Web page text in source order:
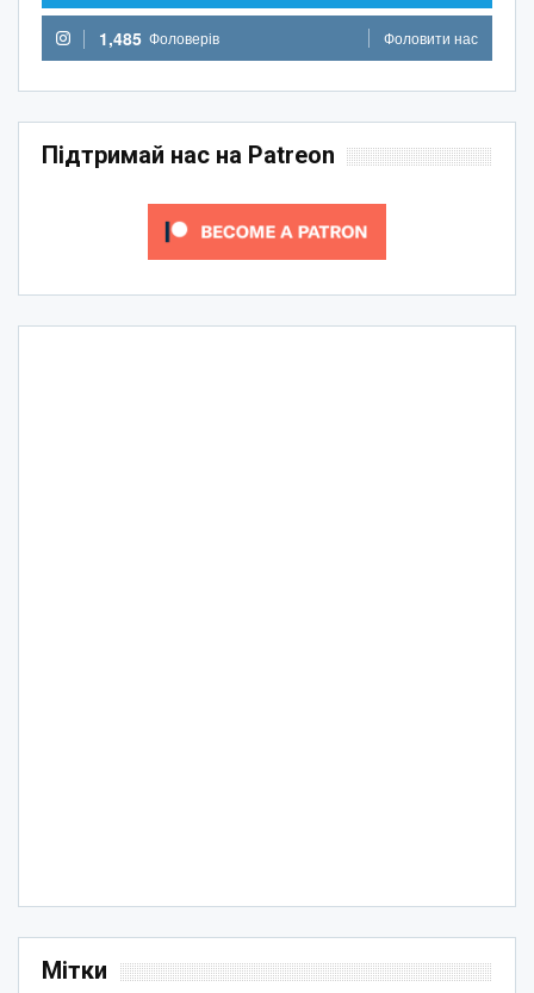
1,485 Фоловерів Фоловити нас
Підтримай нас на Patreon
Мітки